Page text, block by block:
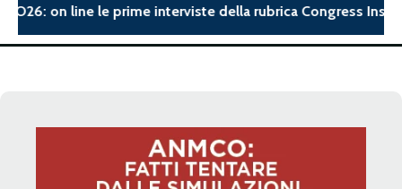
on line le prime interviste della rubrica Congress